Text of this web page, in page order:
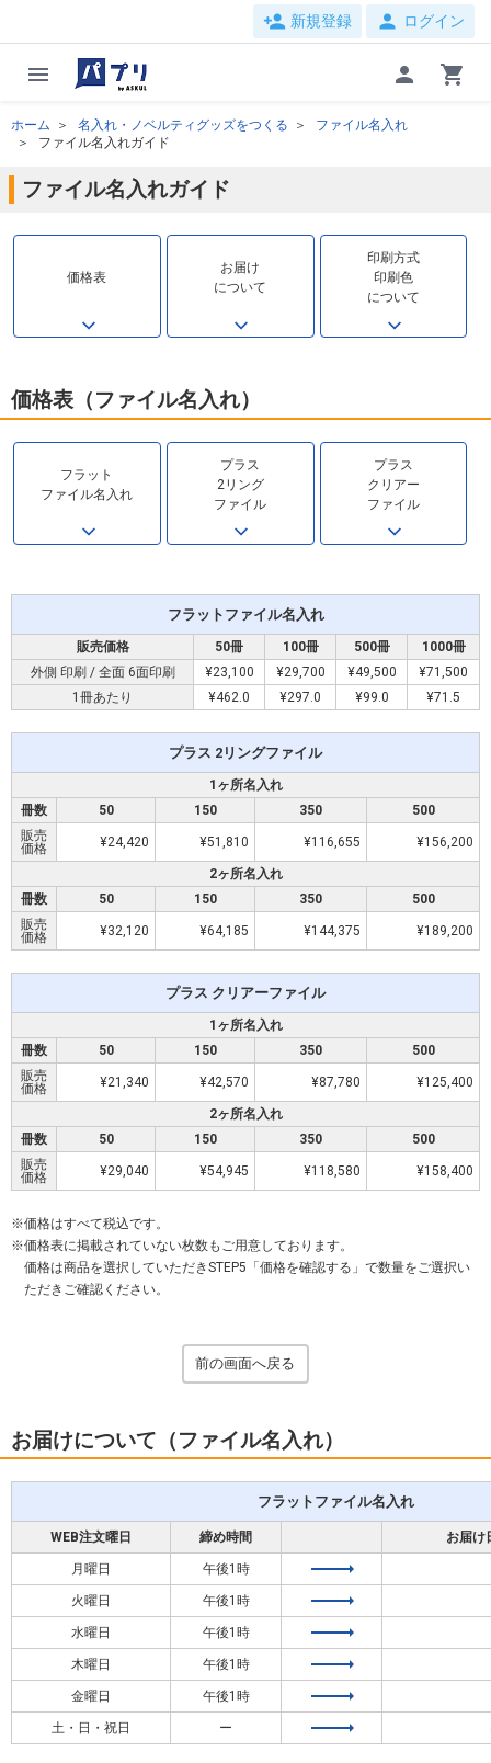
person_add 新規登録 person ログイン
menu person shopping_cart
ホーム 名入れ・ノベルティグッズをつくる
ファイル名入れ
ファイル名入れガイド
ファイル名入れガイド
価格表
お届け
について
印刷方式
印刷色
について
価格表（ファイル名入れ）
フラット
ファイル名入れ
プラス
2リング
ファイル
プラス
クリアー
ファイル
フラットファイル名入れ
販売価格 50冊 100冊 500冊
1000冊
外側 印刷 / 全面 6面印刷
¥23,100 ¥29,700 ¥49,500
¥71,500
1冊あたり
¥462.0 ¥297.0 ¥99.0 ¥71.5
プラス 2リングファイル
1ヶ所名入れ
冊数
50 150 350
500
販売
価格
¥24,420 ¥51,810 ¥116,655 ¥156,200
2ヶ所名入れ
冊数
50 150 350
500
販売
価格
¥32,120 ¥64,185 ¥144,375 ¥189,200
プラス クリアーファイル
1ヶ所名入れ
冊数
50 150 350
500
販売
価格
¥21,340 ¥42,570 ¥87,780 ¥125,400
2ヶ所名入れ
冊数
50 150 350
500
販売
価格
¥29,040 ¥54,945 ¥118,580 ¥158,400
価格はすべて税込です。
価格表に掲載されていない枚数もご用意しております。
価格は商品を選択していただきSTEP5「価格を確認する」で数量をご選択い
ただきご確認ください。
前の画面へ戻る
お届けについて（ファイル名入れ）
フラットファイル名入れ
WEB注文曜日 締め時間 お届け
月曜日 午後1時
火曜日 午後1時
水曜日 午後1時
木曜日 午後1時
金曜日 午後1時
土・日・祝日 ー